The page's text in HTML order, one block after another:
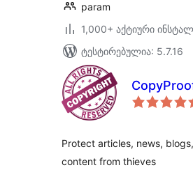
param
1,000+ აქტიური
ტესტირებულია: 5.7.16
Protect articles, news,
content from thieves